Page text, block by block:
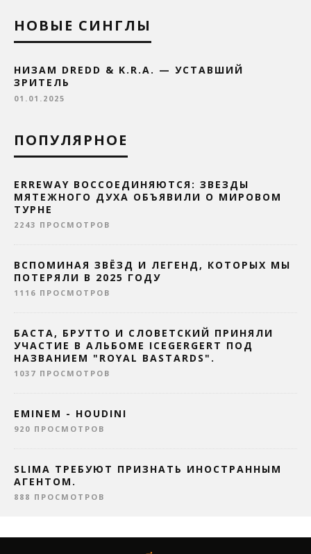
НОВЫЕ СИНГЛЫ
НИЗАМ DREDD & K.R.A. — УСТАВШИЙ
ЗРИТЕЛЬ
01.01.2025
ПОПУЛЯРНОЕ
ERREWAY ВОССОЕДИНЯЮТСЯ: ЗВЕЗДЫ
МЯТЕЖНОГО ДУХА ОБЪЯВИЛИ О МИРОВОМ
ТУРНЕ
2243 ПРОСМОТРОВ
ВСПОМИНАЯ ЗВЁЗД И ЛЕГЕНД, КОТОРЫХ МЫ
ПОТЕРЯЛИ В 2025 ГОДУ
1116 ПРОСМОТРОВ
БАСТА, БРУТТО И СЛОВЕТСКИЙ ПРИНЯЛИ
УЧАСТИЕ В АЛЬБОМЕ ICEGERGERT ПОД
НАЗВАНИЕМ "ROYAL BASTARDS".
1037 ПРОСМОТРОВ
EMINEM - HOUDINI
920 ПРОСМОТРОВ
SLIMA ТРЕБУЮТ ПРИЗНАТЬ ИНОСТРАННЫМ
АГЕНТОМ.
888 ПРОСМОТРОВ